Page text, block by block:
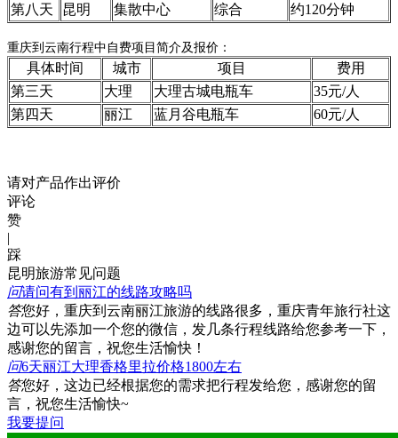
第八天
昆明 集散中心 综合 约120分钟
重庆到云南行程中自费项目简介及报价：
具体时间 城市 项目
费用
第三天
大理 大理古城电瓶车
35元/人
第四天
丽江 蓝月谷电瓶车 60元/人
请对产品作出评价
评论
赞
|
踩
昆明旅游常见问题
问请问有到丽江的线路攻略吗
答您好，重庆到云南丽江旅游的线路很多，重庆青年旅行社这
边可以先添加一个您的微信，发几条行程线路给您参考一下，
感谢您的留言，祝您生活愉快！
问6天丽江大理香格里拉价格1800左右
答您好，这边已经根据您的需求把行程发给您，感谢您的留
言，祝您生活愉快~
我要提问